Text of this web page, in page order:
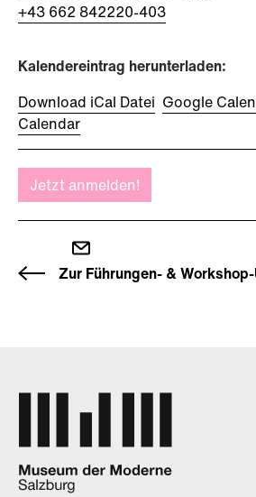
+43 662 842220-403
Kalendereintrag herunterladen:
Download iCal Datei Google
Calendar
Jetzt anmelden!
Zur Führungen- &